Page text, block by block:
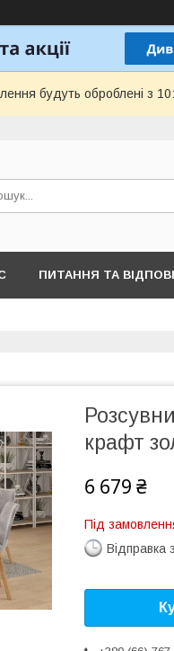
будуть оброблені з
ПИТАННЯ ТА
крафт
6 679 ₴
Під
Відправка